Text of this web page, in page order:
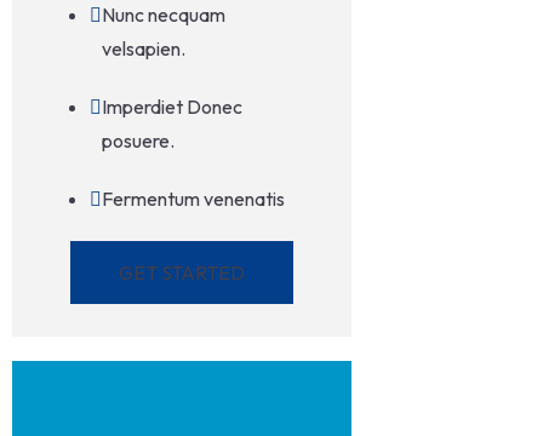
Nunc necquam
velsapien.
Imperdiet Donec
posuere.
Fermentum venenatis
GET STARTED